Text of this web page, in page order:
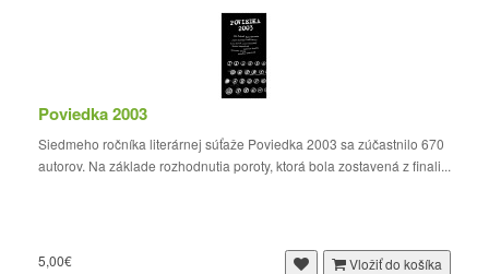
Poviedka 2003
Siedmeho ročníka literárnej súťaže Poviedka 2003 sa zúčastnilo 670
autorov. Na základe rozhodnutia poroty, ktorá bola zostavená z finali...
5,00€ Vložiť do košíka